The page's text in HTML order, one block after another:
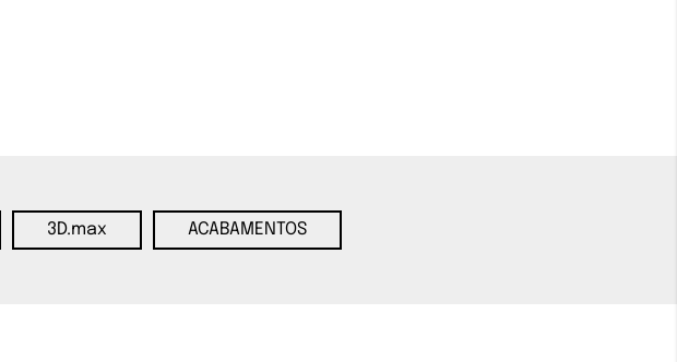
3D.max ACABAMENTOS